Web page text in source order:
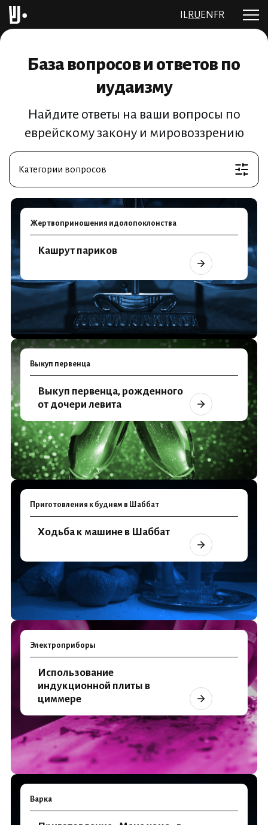
RU EN FR
База вопросов и ответов по
иудаизму
Найдите ответы на ваши вопросы по
еврейскому закону и мировоззрению
Категории вопросов
Жертвоприношения идолопоклонства
Кашрут париков
Выкуп первенца
Выкуп первенца, рожденного
от дочери левита
Приготовления к будням в Шаббат
Ходьба к машине в Шаббат
Электроприборы
Использование
индукционной плиты в
циммере
Варка